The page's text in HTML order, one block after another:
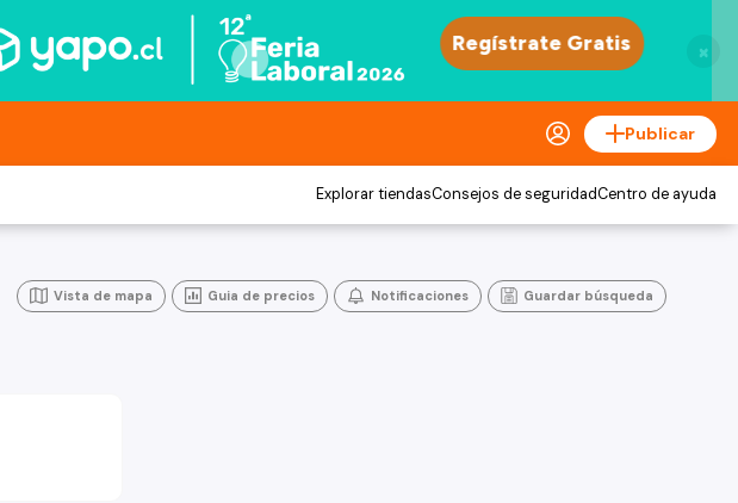
×
Publicar
Explorar tiendasConsejos de seguridadCentro de ayuda
Vista de mapa Guia de precios Notificaciones Guardar búsqueda